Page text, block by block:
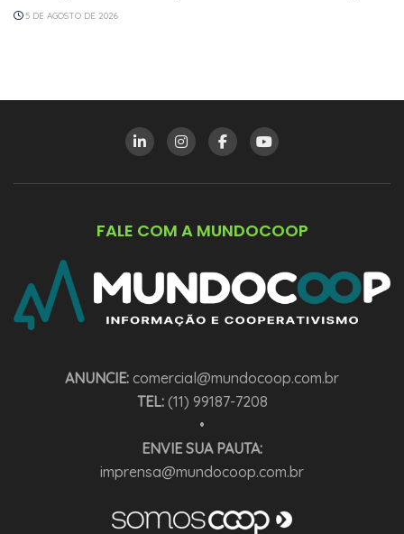
5 DE AGOSTO DE 2026
FALE COM A MUNDOCOOP
ANUNCIE: comercial@mundocoop.com.br
TEL:(11) 99187-7208
•
ENVIE SUA PAUTA:
imprensa@mundocoop.com.br